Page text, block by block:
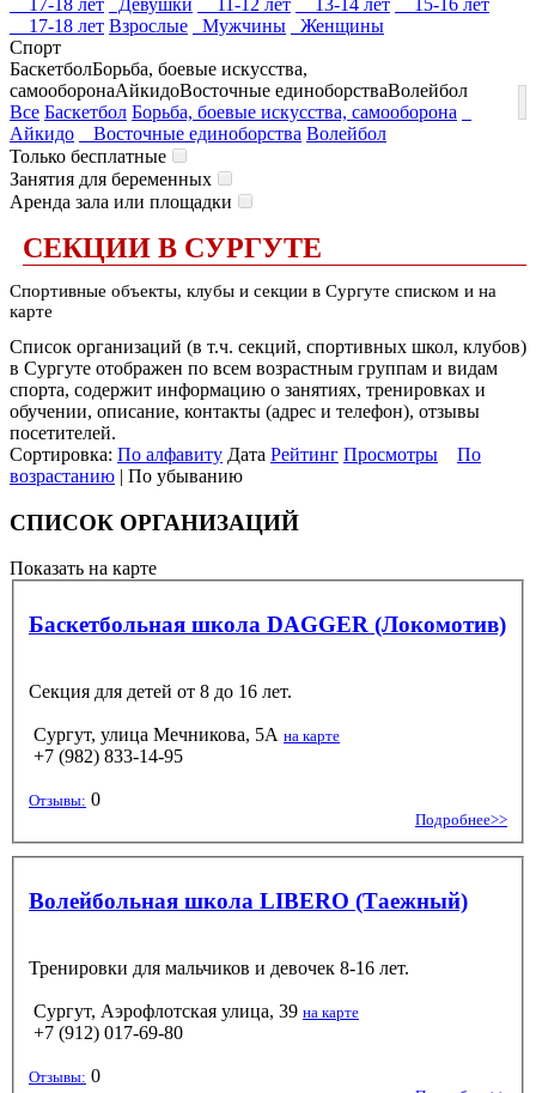
17-18 лет
Девушки 11-12 лет 13-14 лет
15-16 лет
17-18 лет Взрослые Мужчины
Женщины
Спорт
БаскетболБорьба, боевые искусства,
самооборонаАйкидоВосточные единоборстваВолейбол
Все Баскетбол Борьба, боевые искусства, самооборона
Айкидо
Восточные единоборства Волейбол
Только бесплатные
Занятия для беременных
Аренда зала или площадки
СЕКЦИИ В СУРГУТЕ
Спортивные объекты, клубы и секции в Сургуте списком и на
карте
Список организаций (в т.ч. секций, спортивных школ, клубов)
в Сургуте отображен по всем возрастным группам и видам
спорта, содержит информацию о занятиях, тренировках и
обучении, описание, контакты (адрес и телефон), отзывы
посетителей.
Сортировка: По алфавиту Дата Рейтинг Просмотры
По
возрастанию | По убыванию
СПИСОК ОРГАНИЗАЦИЙ
Показать на карте
Баскетбольная школа DAGGER (Локомотив)
Секция для детей от 8 до 16 лет.
Сургут, улица Мечникова, 5А на карте
+7 (982) 833-14-95
Отзывы: 0
Подробнее>>
Волейбольная школа LIBERO (Таежный)
Тренировки для мальчиков и девочек 8-16 лет.
Сургут, Аэрофлотская улица, 39 на карте
+7 (912) 017-69-80
Отзывы: 0